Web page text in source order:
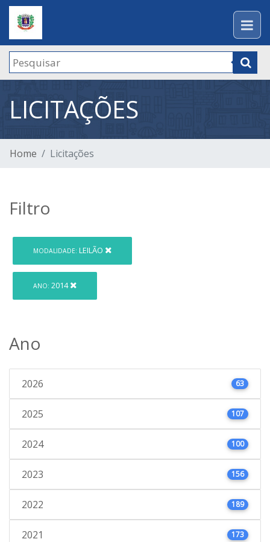
LICITAÇÕES
Home Licitações
Filtro
MODALIDADE: LEILÃO
ANO: 2014
Ano
2026 63
2025 107
2024 100
2023 156
2022 189
2021 173